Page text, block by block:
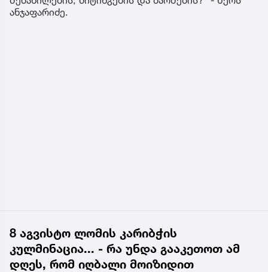
ანჯაფარიძე.
8 აგვისტო ლომის კარიბჭის
კულმინაცია... - რა უნდა გააკეთოთ ამ
დღეს, რომ იღბალი მოიზიდით